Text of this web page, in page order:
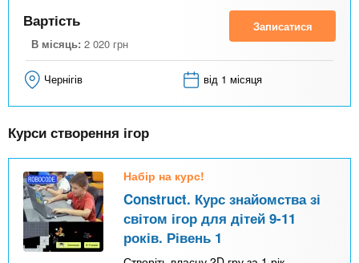
Вартість
В місяць: 2 020 грн
Записатися
Чернігів від 1 місяця
Курси створення ігор
Набір на курс!
Construct. Курс знайомства зі
світом ігор для дітей 9-11
років. Рівень 1